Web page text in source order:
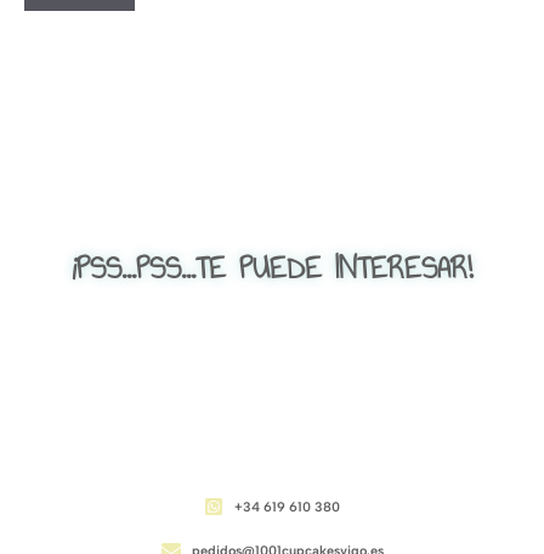
¡PSS...PSS...TE PUEDE INTERESAR!
+34 619 610 380
pedidos@1001cupcakesvigo.es